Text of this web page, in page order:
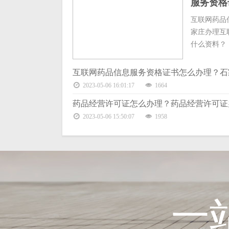
服务资
互联网药品
家庄办理互
什么资料？
互联网药品信息服务资格证书怎么办理？
2023-05-06 16:01:17 1664
药品经营许可证怎么办理？药品经营许可
2023-05-06 15:50:07 1958
一